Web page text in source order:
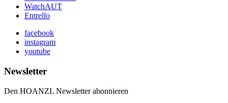
WatchAUT
Entrello
facebook
instagram
youtube
Newsletter
Den HOANZL Newsletter abonnieren